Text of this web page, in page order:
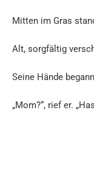
Mitten im Gras
Alt, sorgfältig
Seine Hände
„Mom?“, rief er.